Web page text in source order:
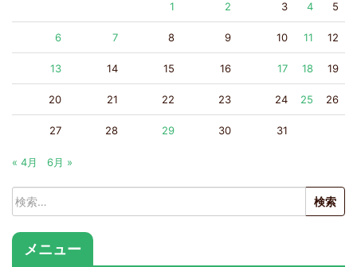
1 2 3 4 5
6 7 8 9 10 11 12
13 14 15 16 17 18 19
20 21 22 23 24 25 26
27 28 29 30 31
« 4月 6月 »
検
索:
メニュー